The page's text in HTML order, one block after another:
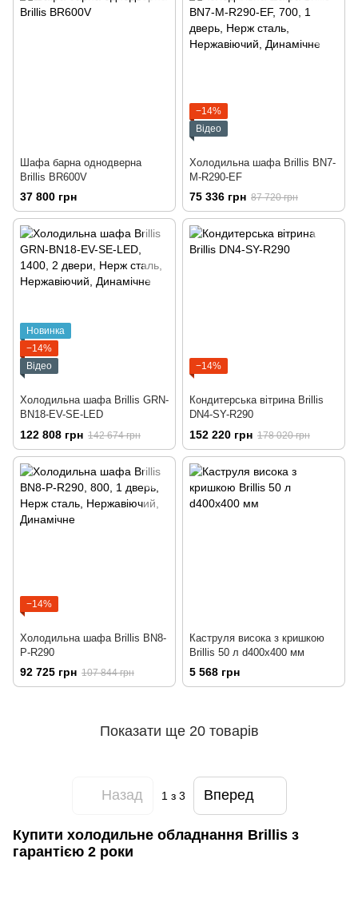
Шафа барна однодверна
Brillis BR600V
37 800 грн
−14%
Відео
Холодильна шафа Brillis BN7-
M-R290-EF
75 336 грн 87 720 грн
Новинка
−14%
Відео
Холодильна шафа Brillis GRN-
BN18-EV-SE-LED
122 808 грн 142 674 грн
−14%
Кондитерська вітрина Brillis
DN4-SY-R290
152 220 грн 178 020 грн
−14%
Холодильна шафа Brillis BN8-
P-R290
92 725 грн 107 844 грн
Каструля висока з кришкою
Brillis 50 л d400х400 мм
5 568 грн
Показати ще 20 товарів
Назад 1 з 3 Вперед
Купити холодильне обладнання Brillis з
гарантією 2 роки